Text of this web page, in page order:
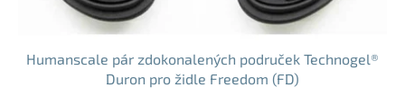
Humanscale pár zdokonalených područek Technogel®
Duron pro židle Freedom (FD)